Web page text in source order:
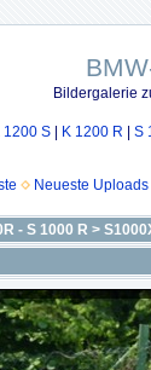
Bildergalerie
1200 S K 1200 R S
Neueste Uploads
- S 1000 R >